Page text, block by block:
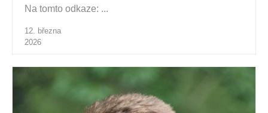
Na tomto odkaze: ...
12. března
2026